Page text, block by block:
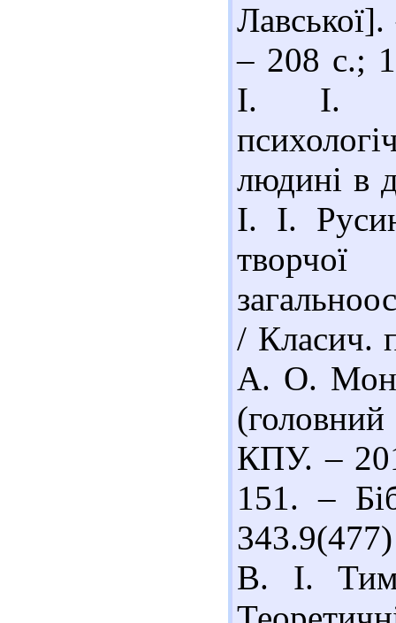
– 208 с.;
І. І.
людині в
І. І.
/ Класич.
А. О.
КПУ. –
151. –
В. І.